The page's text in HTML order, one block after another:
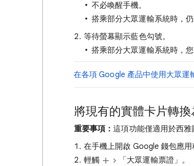
不必喚醒手機。
搭乘部分大眾運輸系統時，
等待螢幕顯示藍色勾號。
搭乘部分大眾運輸系統時，
在各項 Google 產品中使用大眾運
將現有的實體卡片轉
重要事項：這項功能僅適用於西雅
在手機上開啟 Google 錢包應
輕觸
「大眾運輸票證」。